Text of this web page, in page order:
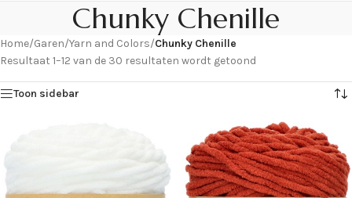
Chunky Chenille
Home/Garen/Yarn and Colors/Chunky Chenille
Resultaat 1–12 van de 30 resultaten wordt getoond
Toon sidebar